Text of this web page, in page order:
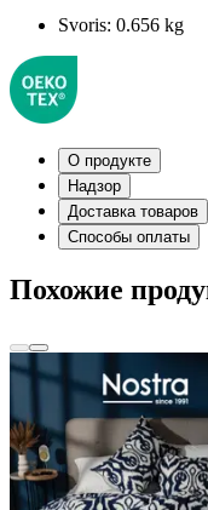
Svoris: 0.656 kg
О продукте
Надзор
Доставка товаров
Способы оплаты
Похожие